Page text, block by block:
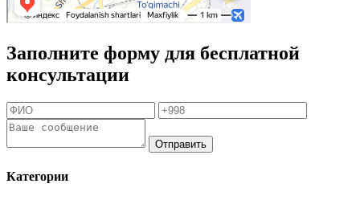
Заполните форму для бесплатной
консультации
Отправить
Категории